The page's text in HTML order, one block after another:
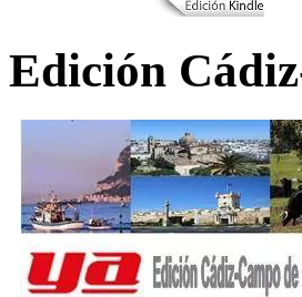
Edición